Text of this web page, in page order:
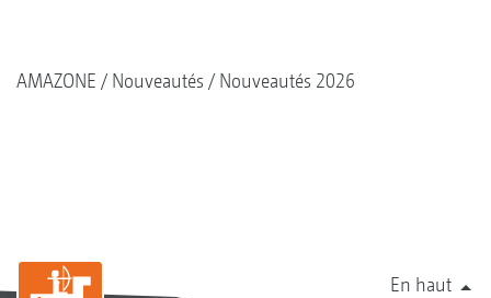
AMAZONE Nouveautés Nouveautés 2026
En haut